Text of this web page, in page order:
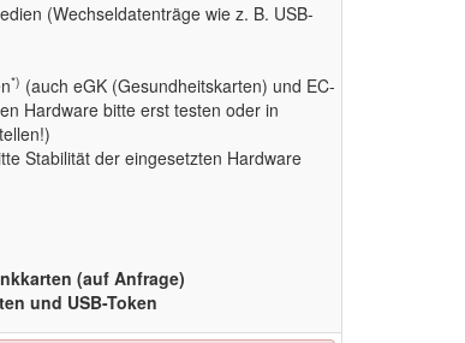
(Wechseldatenträge wie z. B. USB-
*) (auch eGK (Gesundheitskarten) und EC-
Hardware bitte erst testen oder in
Stabilität der eingesetzten Hardware
(auf Anfrage)
und USB-Token